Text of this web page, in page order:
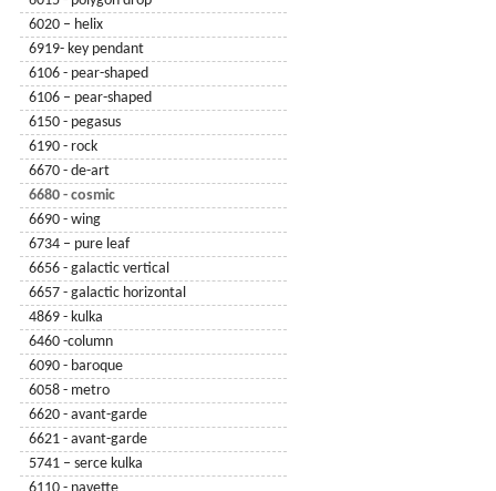
6020 – helix
6919- key pendant
6106 - pear-shaped
6106 – pear-shaped
6150 - pegasus
6190 - rock
6670 - de-art
6680 - cosmic
6690 - wing
6734 – pure leaf
6656 - galactic vertical
6657 - galactic horizontal
4869 - kulka
6460 -column
6090 - baroque
6058 - metro
6620 - avant-garde
6621 - avant-garde
5741 – serce kulka